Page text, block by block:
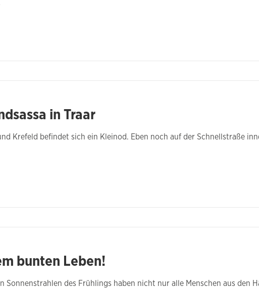
in Traar
Krefeld befindet sich ein Kleinod. Eben noch auf der Schnellstraße
bunten Leben!
Sonnenstrahlen des Frühlings haben nicht nur alle Menschen aus den